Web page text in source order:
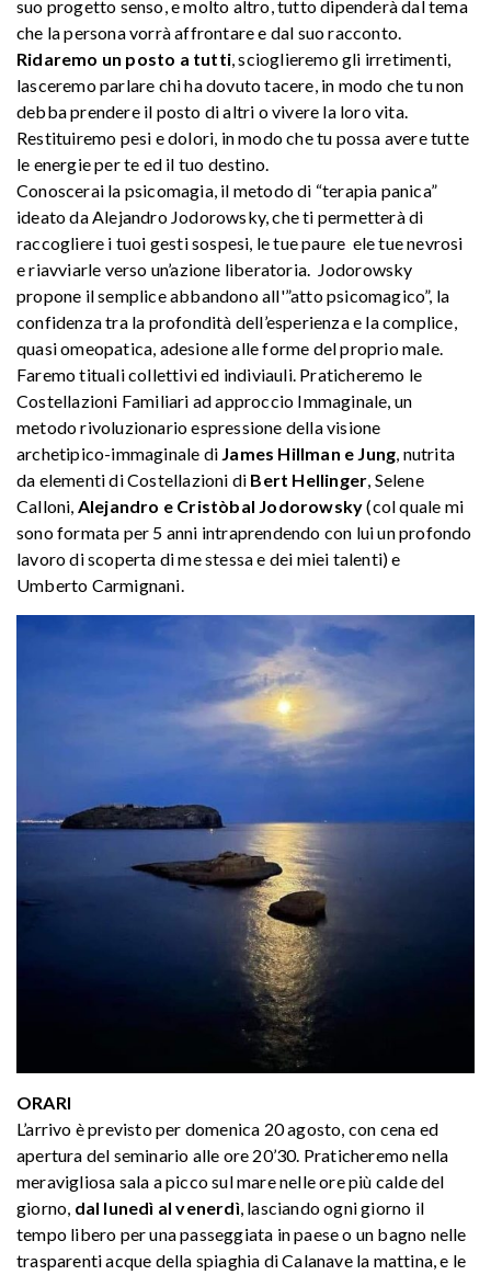
suo progetto senso, e molto altro, tutto dipenderà dal tema
che la persona vorrà affrontare e dal suo racconto.
Ridaremo un posto a tutti, scioglieremo gli irretimenti,
lasceremo parlare chi ha dovuto tacere, in modo che tu non
debba prendere il posto di altri o vivere la loro vita.
Restituiremo pesi e dolori, in modo che tu possa avere tutte
le energie per te ed il tuo destino.
Conoscerai la psicomagia, il metodo di “terapia panica”
ideato da Alejandro Jodorowsky, che ti permetterà di
raccogliere i tuoi gesti sospesi, le tue paure ele tue nevrosi
e riavviarle verso un’azione liberatoria. Jodorowsky
propone il semplice abbandono all'”atto psicomagico”, la
confidenza tra la profondità dell’esperienza e la complice,
quasi omeopatica, adesione alle forme del proprio male.
Faremo tituali collettivi ed indiviauli. Praticheremo le
Costellazioni Familiari ad approccio Immaginale, un
metodo rivoluzionario espressione della visione
archetipico-immaginale di James Hillman e Jung, nutrita
da elementi di Costellazioni di Bert Hellinger, Selene
Calloni, Alejandro e Cristòbal Jodorowsky(col quale mi
sono formata per 5 anni intraprendendo con lui un profondo
lavoro di scoperta di me stessa e dei miei talenti) e
Umberto Carmignani.
ORARI
L’arrivo è previsto per domenica 20 agosto, con cena ed
apertura del seminario alle ore 20’30. Praticheremo nella
meravigliosa sala a picco sul mare nelle ore più calde del
giorno, dal lunedì al venerdì, lasciando ogni giorno il
tempo libero per una passeggiata in paese o un bagno nelle
trasparenti acque della spiaghia di Calanave la mattina, e le